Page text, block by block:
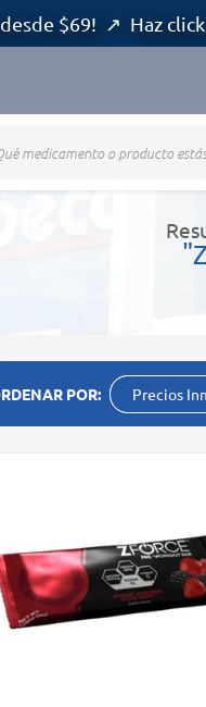
$69! ↗ Haz click
POR: Precios